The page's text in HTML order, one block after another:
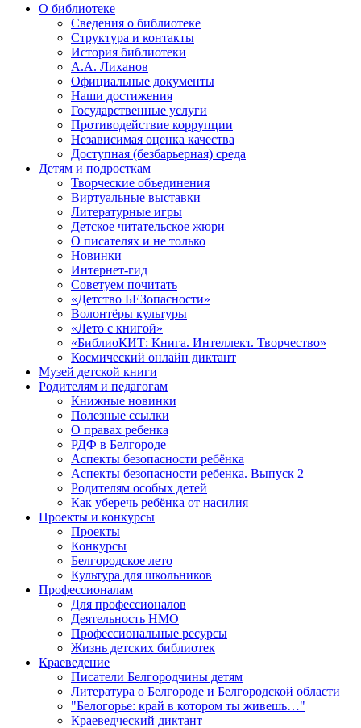
О библиотеке
Сведения о библиотеке
Структура и контакты
История библиотеки
А.А. Лиханов
Официальные документы
Наши достижения
Государственные услуги
Противодействие коррупции
Независимая оценка качества
Доступная (безбарьерная) среда
Детям и подросткам
Творческие объединения
Виртуальные выставки
Литературные игры
Детское читательское жюри
О писателях и не только
Новинки
Интернет-гид
Советуем почитать
«Детство БЕЗопасности»
Волонтёры культуры
«Лето с книгой»
«БиблиоКИТ: Книга. Интеллект. Творчество»
Космический онлайн диктант
Музей детской книги
Родителям и педагогам
Книжные новинки
Полезные ссылки
О правах ребенка
РДФ в Белгороде
Аспекты безопасности ребёнка
Аспекты безопасности ребенка. Выпуск 2
Родителям особых детей
Как уберечь ребёнка от насилия
Проекты и конкурсы
Проекты
Конкурсы
Белгородское лето
Культура для школьников
Профессионалам
Для профессионалов
Деятельность НМО
Профессиональные ресурсы
Жизнь детских библиотек
Краеведение
Писатели Белгородчины детям
Литература о Белгороде и Белгородской области
"Белогорье: край в котором ты живешь…"
Краеведческий диктант